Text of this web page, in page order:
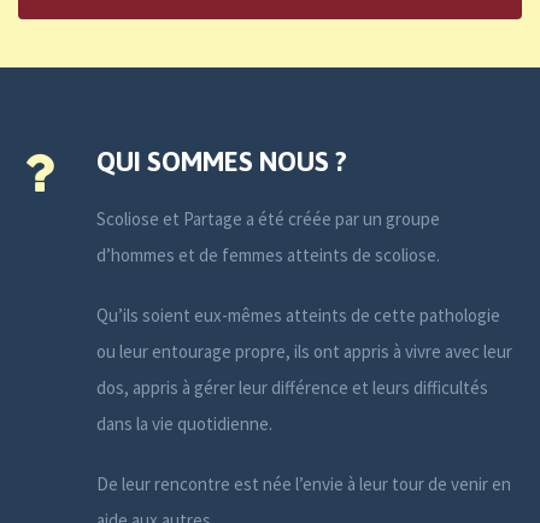
QUI SOMMES NOUS ?
Scoliose et Partage a été créée par un groupe
d’hommes et de femmes atteints de scoliose.
Qu’ils soient eux-mêmes atteints de cette pathologie
ou leur entourage propre, ils ont appris à vivre avec leur
dos, appris à gérer leur différence et leurs difficultés
dans la vie quotidienne.
De leur rencontre est née l’envie à leur tour de venir en